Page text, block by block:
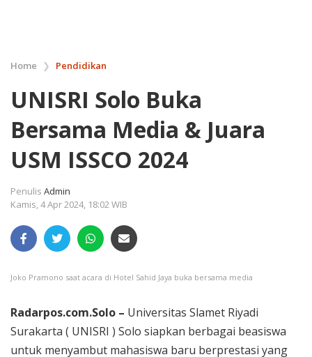
Home ❯ Pendidikan
UNISRI Solo Buka
Bersama Media & Juara
USM ISSCO 2024
Penulis Admin
Kamis, 4 Apr 2024, 18:02 WIB
Joko Pramono saat acara di Hotel Sahid Jaya buka bersama media
Radarpos.com.Solo – Universitas Slamet Riyadi
Surakarta ( UNISRI ) Solo siapkan berbagai beasiswa
untuk menyambut mahasiswa baru berprestasi yang